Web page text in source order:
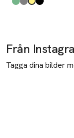
Produkten finns i
pale turquoise
warm grey
mustard,
black,
Från
Tagga dina bilder